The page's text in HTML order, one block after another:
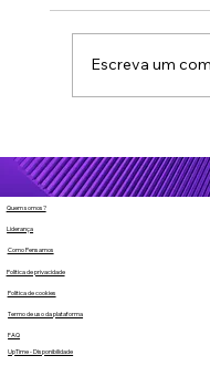
O custo do
Escreva um
Quem somos?
Liderança
Como Pensamos
Politica de privacidade
Politica de cookies
Termo de uso da plataforma
FAQ
UpTime - Disponibilidade